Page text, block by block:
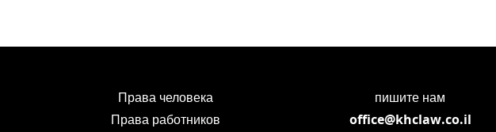
Права человека
Права работников
пишите нам
office@khclaw.co.il